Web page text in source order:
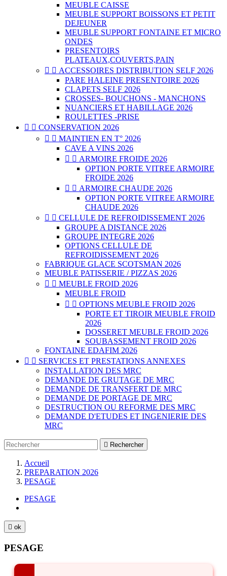
MEUBLE CAISSE
MEUBLE SUPPORT BOISSONS ET PETIT
DEJEUNER
MEUBLE SUPPORT FONTAINE ET MICRO
ONDES
PRESENTOIRS
PLATEAUX,COUVERTS,PAIN
  ACCESSOIRES DISTRIBUTION SELF 2026
PARE HALEINE PRESENTOIRE 2026
CLAPETS SELF 2026
CROSSES- BOUCHONS - MANCHONS
NUANCIERS ET HABILLAGE 2026
ROULETTES -PRISE
  CONSERVATION 2026
  MAINTIEN EN T° 2026
CAVE A VINS 2026
  ARMOIRE FROIDE 2026
OPTION PORTE VITREE ARMOIRE
FROIDE 2026
  ARMOIRE CHAUDE 2026
OPTION PORTE VITREE ARMOIRE
CHAUDE 2026
  CELLULE DE REFROIDISSEMENT 2026
GROUPE A DISTANCE 2026
GROUPE INTEGRE 2026
OPTIONS CELLULE DE
REFROIDISSEMENT 2026
FABRIQUE GLACE SCOTSMAN 2026
MEUBLE PATISSERIE / PIZZAS 2026
  MEUBLE FROID 2026
MEUBLE FROID
  OPTIONS MEUBLE FROID 2026
PORTE ET TIROIR MEUBLE FROID
2026
DOSSERET MEUBLE FROID 2026
SOUBASSEMENT FROID 2026
FONTAINE EDAFIM 2026
  SERVICES ET PRESTATIONS ANNEXES
INSTALLATION DES MRC
DEMANDE DE GRUTAGE DE MRC
DEMANDE DE TRANSFERT DE MRC
DEMANDE DE PORTAGE DE MRC
DESTRUCTION OU REFORME DES MRC
DEMANDE D'ETUDES ET INGENIERIE DES
MRC
 Rechercher
Accueil
PREPARATION 2026
PESAGE
PESAGE
 ok
PESAGE